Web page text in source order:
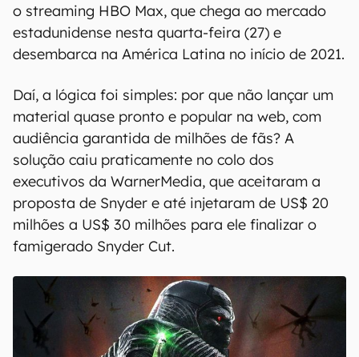
o streaming HBO Max, que chega ao mercado
estadunidense nesta quarta-feira (27) e
desembarca na América Latina no início de 2021.
Daí, a lógica foi simples: por que não lançar um
material quase pronto e popular na web, com
audiência garantida de milhões de fãs? A
solução caiu praticamente no colo dos
executivos da WarnerMedia, que aceitaram a
proposta de Snyder e até injetaram de US$ 20
milhões a US$ 30 milhões para ele finalizar o
famigerado Snyder Cut.